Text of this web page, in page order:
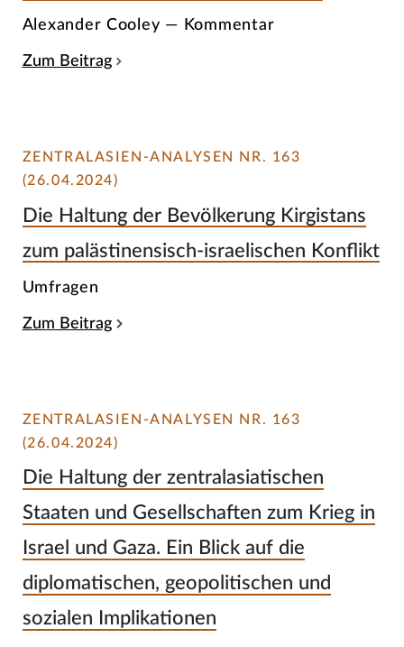
Alexander Cooley — Kommentar
Zum Beitrag
ZENTRALASIEN-ANALYSEN NR. 163
(26.04.2024)
Die Haltung der Bevölkerung Kirgistans
zum palästinensisch-israelischen Konflikt
Umfragen
Zum Beitrag
ZENTRALASIEN-ANALYSEN NR. 163
(26.04.2024)
Die Haltung der zentralasiatischen
Staaten und Gesellschaften zum Krieg in
Israel und Gaza. Ein Blick auf die
diplomatischen, geopolitischen und
sozialen Implikationen